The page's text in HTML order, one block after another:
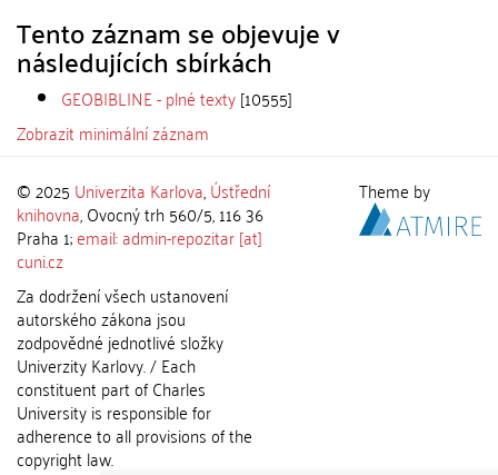
Tento záznam se objevuje v
následujících sbírkách
GEOBIBLINE - plné texty[10555]
Zobrazit minimální záznam
© 2025 Univerzita Karlova,Ústřední
knihovna, Ovocný trh 560/5, 116 36
Praha 1;email: admin-repozitar [at]
cuni.cz
Za dodržení všech ustanovení
autorského zákona jsou
zodpovědné jednotlivé složky
Univerzity Karlovy. / Each
constituent part of Charles
University is responsible for
adherence to all provisions of the
copyright law.
Theme by